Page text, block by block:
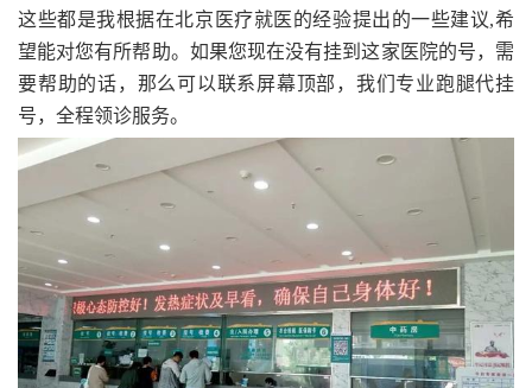
这些都是我根据在北京医疗就医的经验提出的一些建议,希
望能对您有所帮助。如果您现在没有挂到这家医院的号，需
要帮助的话，那么可以联系屏幕顶部，我们专业跑腿代挂
号，全程领诊服务。